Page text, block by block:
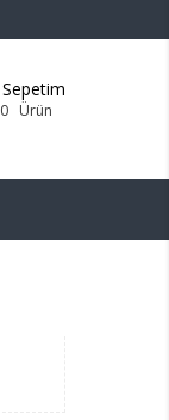
Sepetim
0 Ürün